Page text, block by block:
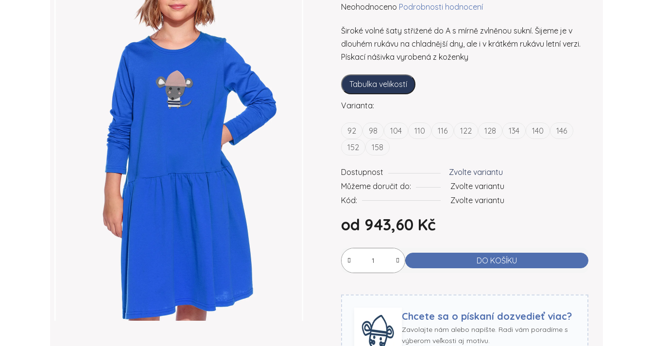
Průměrné hodnocení produktu je 0,0 z 5 hvězdiček.
Neohodnoceno Podrobnosti hodnocení
Široké volné šaty střižené do A s mírně zvlněnou sukní. Šijeme je v
dlouhém rukávu na chladnější dny, ale i v krátkém rukávu letní verzi.
Pískací nášivka vyrobená z koženky
Tabulka velikostí
Varianta:
92 98 104 110 116 122 128 134 140
146
152
158
Dostupnost
Zvolte variantu
Můžeme doručit do:
Zvolte variantu
Kód:
Zvolte variantu
od 943,60 Kč
DO KOŠÍKU
Chcete sa o pískaní dozvedieť viac?
Zavolajte nám alebo napíšte. Radi vám poradíme s
výberom veľkosti aj motívu.